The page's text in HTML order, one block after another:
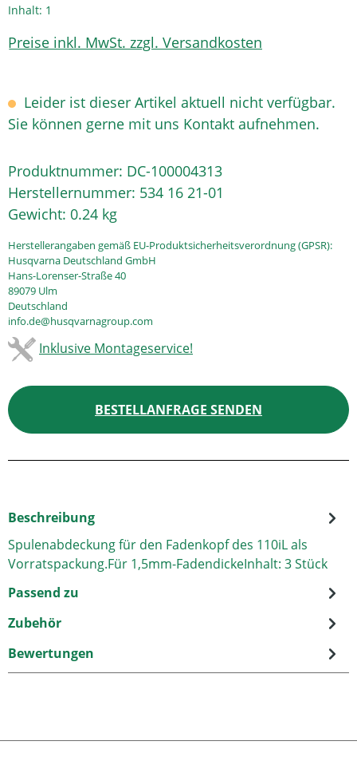
Inhalt: 1
Preise inkl. MwSt. zzgl. Versandkosten
Leider ist dieser Artikel aktuell nicht verfügbar.
Sie können gerne mit uns Kontakt aufnehmen.
Produktnummer: DC-100004313
Herstellernummer: 534 16 21-01
Gewicht: 0.24 kg
Herstellerangaben gemäß EU-Produktsicherheitsverordnung (GPSR):
Husqvarna Deutschland GmbH
Hans-Lorenser-Straße 40
89079 Ulm
Deutschland
info.de@husqvarnagroup.com
Inklusive Montageservice!
BESTELLANFRAGE SENDEN
Beschreibung
Spulenabdeckung für den Fadenkopf des 110iL als
Vorratspackung.Für 1,5mm-FadendickeInhalt: 3 Stück
Passend zu
Zubehör
Bewertungen